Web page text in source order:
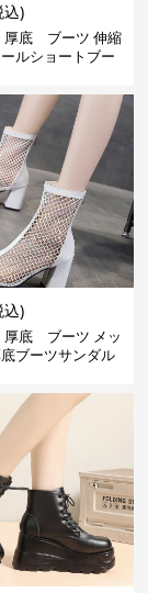
込)
底 ブーツ 伸縮
ルショートブー
込)
底 ブーツ メッ
ブーツサンダル